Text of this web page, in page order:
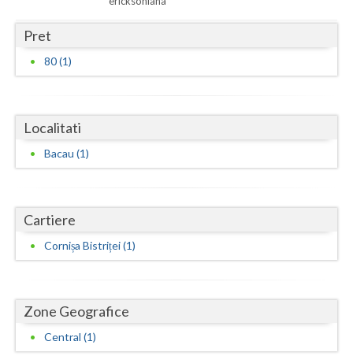
Harghita
Hunedoara
Iasi
Ilfov
Mehedinti
Mures
Olt
Pret
80 (1)
Localitati
Bacau (1)
Cartiere
Cornișa Bistriței (1)
Zone Geografice
Central (1)